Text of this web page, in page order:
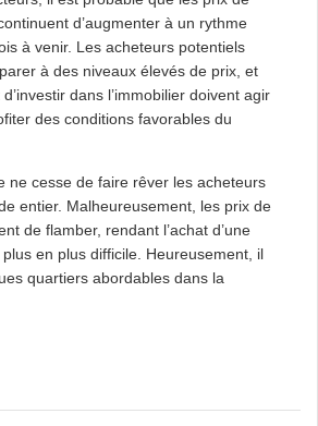
d’augmenter à un rythme
à venir. Les acheteurs potentiels
à des niveaux élevés de prix, et
dans l’immobilier doivent agir
des conditions favorables du
ne cesse de faire rêver les acheteurs
entier. Malheureusement, les prix de
de flamber, rendant l’achat d’une
en plus difficile. Heureusement, il
quartiers abordables dans la